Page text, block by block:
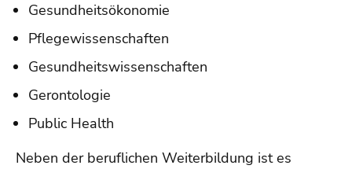
Gesundheitsökonomie
Pflegewissenschaften
Gesundheitswissenschaften
Gerontologie
Public Health
Neben der beruflichen Weiterbildung ist es